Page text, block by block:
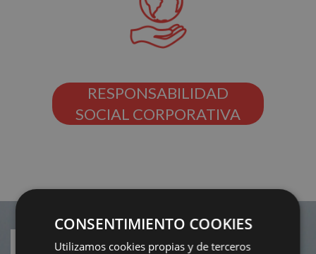
RESPONSABILIDAD
SOCIAL CORPORATIVA
CONSENTIMIENTO COOKIES
Utilizamos cookies propias y de terceros